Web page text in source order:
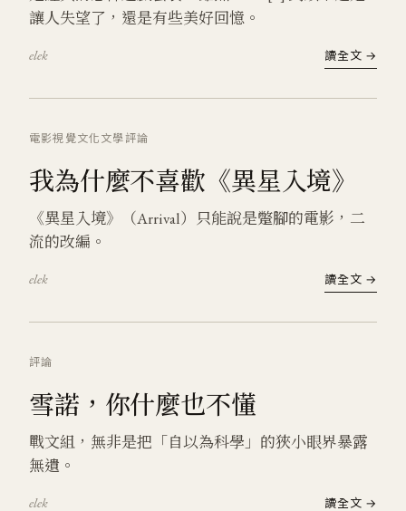
讓人失望了，還是有些美好回憶。
elek 讀全文 →
電影視覺文化 文學評論
我為什麼不喜歡《異星入境》
《異星入境》（Arrival）只能說是蹩腳的電影，二
流的改編。
elek 讀全文 →
評論
雪諾，你什麼也不懂
戰文組，無非是把「自以為科學」的狹小眼界暴露
無遺。
elek 讀全文 →